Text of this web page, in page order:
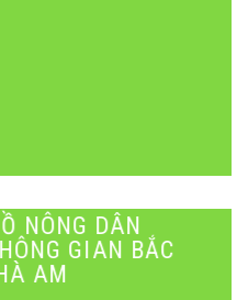
NÔNG DÂN
GIAN BẮC
AM